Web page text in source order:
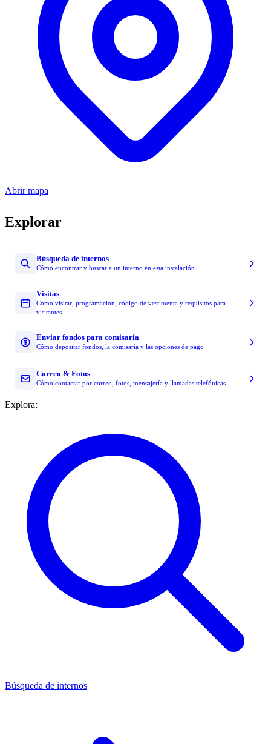
Abrir mapa
Explorar
Búsqueda de internos
Cómo encontrar y buscar a un interno en esta instalación
Visitas
Cómo visitar, programación, código de vestimenta y requisitos para
visitantes
Enviar fondos para comisaría
Cómo depositar fondos, la comisaría y las opciones de pago
Correo & Fotos
Cómo contactar por correo, fotos, mensajería y llamadas telefónicas
Explora:
Búsqueda de internos